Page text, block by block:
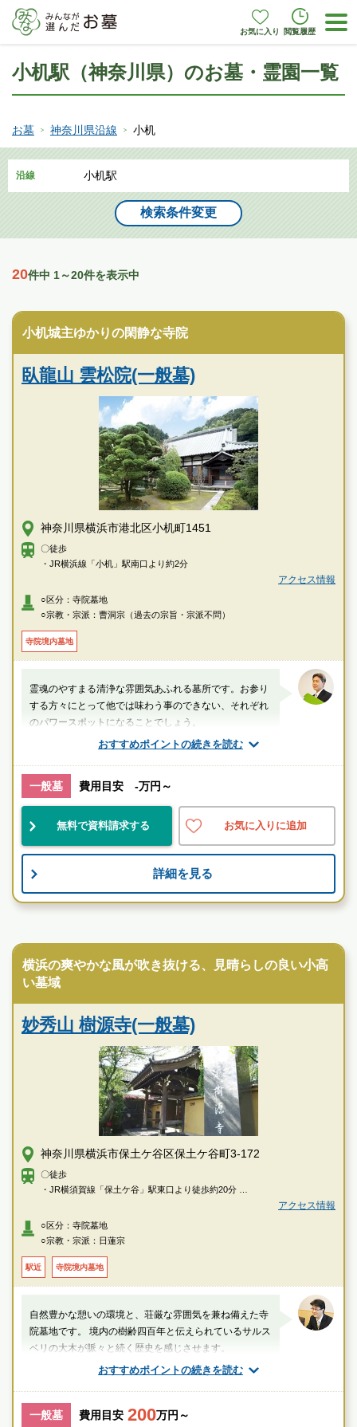
お気に入り 閲覧履歴
小机駅（神奈川県）のお墓・霊園一覧
お墓 神奈川県沿線 小机
沿線 小机駅
検索条件変更
20件中 1～20件を表示中
小机城主ゆかりの閑静な寺院
臥龍山 雲松院(一般墓)
神奈川県横浜市港北区小机町1451
〇徒歩
・JR横浜線「小机」駅南口より約2分
アクセス情報
○区分：寺院墓地
○宗教・宗派：曹洞宗（過去の宗旨・宗派不問）
寺院境内墓地
おすすめポイントの続きを読む
霊魂のやすまる清浄な雰囲気あふれる墓所です。お参り
する方々にとって他では味わう事のできない、それぞれ
のパワースポットになることでしょう。
厚生労働省認定 葬祭ディレクター技能審査
1級葬祭ディレクター 田中（業界歴15年）
神奈川県 横浜市港北区
駅近 自然豊 伝統的
お墓のことなら何でもご相談ください
現地を見学して実際の雰囲気をお確かめください
す
臥龍山 雲松院の特徴
一般墓 費用目安 -万円～
無料で資料請求する お気に入りに追加
詳細を見る
横浜の爽やかな風が吹き抜ける、見晴らしの良い小高
い墓域
妙秀山 樹源寺(一般墓)
神奈川県横浜市保土ケ谷区保土ケ谷町3-172
〇徒歩
・JR横須賀線「保土ケ谷」駅東口より徒歩約20分
・JR横須賀線「保土ケ谷」駅 東口バスターミナル1番乗り場より「205・
東21・横17系統 東戸塚駅東口行き」または「戸38・横46系統 戸塚駅東口
行き」または「77系統 芹が谷行き」、2番乗り場より「境木中学校前行
橋行き」のいずれかにご乗車。「樹源寺前」バス停下車徒歩約2分
・首都高速神奈川3号狩場線・横浜横須賀道路「狩場インター」より約3分
アクセス情報
○区分：寺院墓地
○宗教・宗派：日蓮宗
駅近 寺院境内墓地
おすすめポイントの続きを読む
自然豊かな憩いの環境と、荘厳な雰囲気を兼ね備えた寺
院墓地です。 境内の樹齢四百年と伝えられているサルス
ベリの大木が脈々と続く歴史を感じさせます。
厚生労働省認定 葬祭ディレクター技能審査1級葬祭ディ
レクター
袴田（業界歴25年：1万基以上の霊園墓地管理に従事経
一般墓 費用目安 200万円～